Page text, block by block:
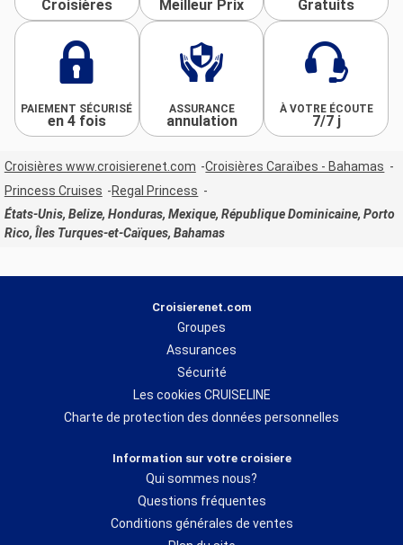
Croisières Meilleur Prix Gratuits
PAIEMENT SÉCURISÉ
en 4 fois
ASSURANCE
annulation
À VOTRE ÉCOUTE
7/7 j
Croisières www.croisierenet.com
Croisières Caraïbes - Bahamas
Princess Cruises
Regal Princess
États-Unis, Belize, Honduras, Mexique, République Dominicaine, Porto
Rico, Îles Turques-et-Caïques, Bahamas
Croisierenet.com
Groupes
Assurances
Sécurité
Les cookies CRUISELINE
Charte de protection des données personnelles
Information sur votre croisiere
Qui sommes nous?
Questions fréquentes
Conditions générales de ventes